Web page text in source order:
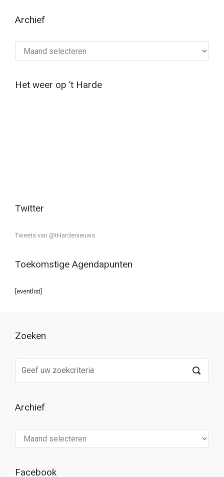
Archief
Het weer op ’t Harde
Twitter
Tweets van @tHardenieuws
Toekomstige Agendapunten
[eventlist]
Zoeken
Archief
Facebook